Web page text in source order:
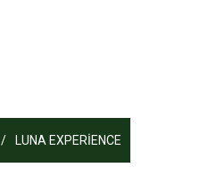
LUNA EXPERIENCE